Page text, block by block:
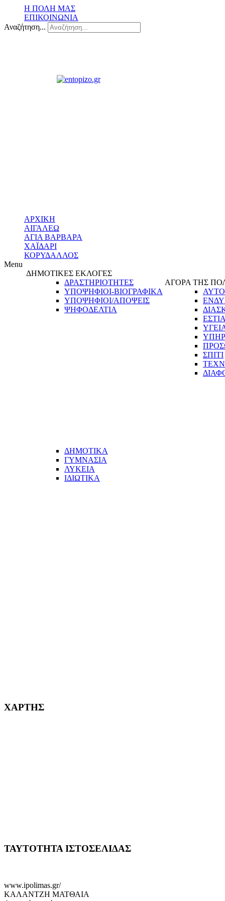
Η ΠΟΛΗ ΜΑΣ
ΕΠΙΚΟΙΝΩΝΙΑ
Αναζήτηση...
ΑΡΧΙΚΗ
ΑΙΓΑΛΕΩ
ΑΓΙΑ ΒΑΡΒΑΡΑ
ΧΑΪΔΑΡΙ
ΚΟΡΥΔΑΛΛΟΣ
Menu
ΔΗΜΟΤΙΚΕΣ ΕΚΛΟΓΕΣ
ΔΡΑΣΤΗΡΙΟΤΗΤΕΣ
ΥΠΟΨΗΦΙΟΙ-ΒΙΟΓΡΑΦΙΚΑ
ΥΠΟΨΗΦΙΟΙ/ΑΠΟΨΕΙΣ
ΨΗΦΟΔΕΛΤΙΑ
ΑΓΟΡΑ ΤΗΣ
ΣΠΙΤΙ
ΔΗΜΟΤΙΚΑ
ΓΥΜΝΑΣΙΑ
ΛΥΚΕΙΑ
ΙΔΙΩΤΙΚΑ
ΧΑΡΤΗΣ
ΤΑΥΤΟΤΗΤΑ ΙΣΤΟΣΕΛΙΔΑΣ
www.ipolimas.gr/
ΚΑΛΑΝΤΖΗ ΜΑΤΘΑΙΑ